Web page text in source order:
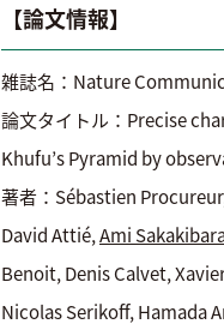
【論文情報】
雑誌名：Nature
論文タイトル：Precise
Khufu’s Pyramid by
著者：Sébastien
David Attié,Ami
Benoit, Denis Calvet,
Nicolas Serikoff, Hamada